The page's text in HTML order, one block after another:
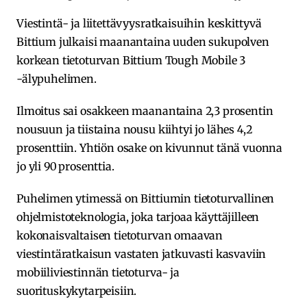
Viestintä- ja liitettävyysratkaisuihin keskittyvä
Bittium julkaisi maanantaina uuden sukupolven
korkean tietoturvan Bittium Tough Mobile 3
-älypuhelimen.
Ilmoitus sai osakkeen maanantaina 2,3 prosentin
nousuun ja tiistaina nousu kiihtyi jo lähes 4,2
prosenttiin. Yhtiön osake on kivunnut tänä vuonna
jo yli 90 prosenttia.
Puhelimen ytimessä on Bittiumin tietoturvallinen
ohjelmistoteknologia, joka tarjoaa käyttäjilleen
kokonaisvaltaisen tietoturvan omaavan
viestintäratkaisun vastaten jatkuvasti kasvaviin
mobiiliviestinnän tietoturva- ja
suorituskykytarpeisiin.